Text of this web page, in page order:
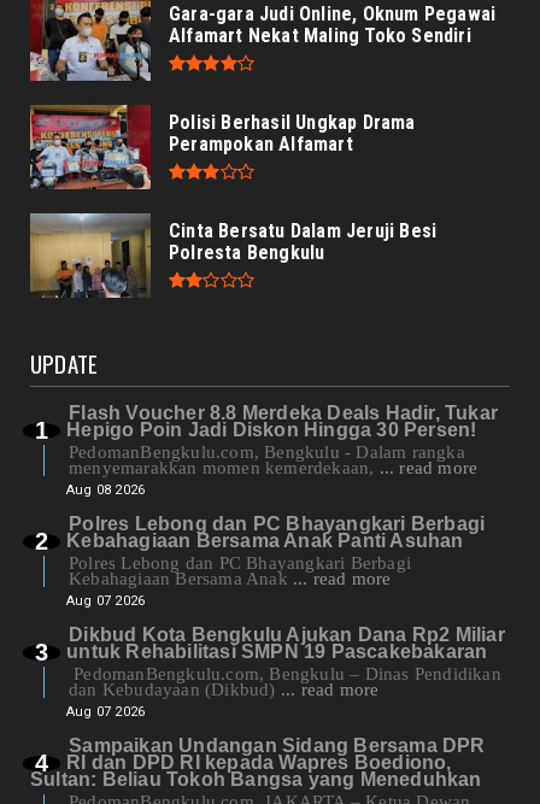
Gara-gara Judi Online, Oknum Pegawai
Alfamart Nekat Maling Toko Sendiri
Polisi Berhasil Ungkap Drama
Perampokan Alfamart
Cinta Bersatu Dalam Jeruji Besi
Polresta Bengkulu
UPDATE
Flash Voucher 8.8 Merdeka Deals Hadir, Tukar
Hepigo Poin Jadi Diskon Hingga 30 Persen!
PedomanBengkulu.com, Bengkulu - Dalam rangka
menyemarakkan momen kemerdekaan, ... read more
Aug 08 2026
Polres Lebong dan PC Bhayangkari Berbagi
Kebahagiaan Bersama Anak Panti Asuhan
Polres Lebong dan PC Bhayangkari Berbagi
Kebahagiaan Bersama Anak ... read more
Aug 07 2026
Dikbud Kota Bengkulu Ajukan Dana Rp2 Miliar
untuk Rehabilitasi SMPN 19 Pascakebakaran
PedomanBengkulu.com, Bengkulu – Dinas Pendidikan
dan Kebudayaan (Dikbud) ... read more
Aug 07 2026
Sampaikan Undangan Sidang Bersama DPR
RI dan DPD RI kepada Wapres Boediono,
Sultan: Beliau Tokoh Bangsa yang Meneduhkan